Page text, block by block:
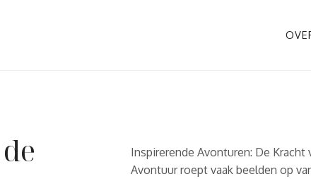
Inspirerende Avonturen: De Kracht
Avontuur roept vaak beelden op